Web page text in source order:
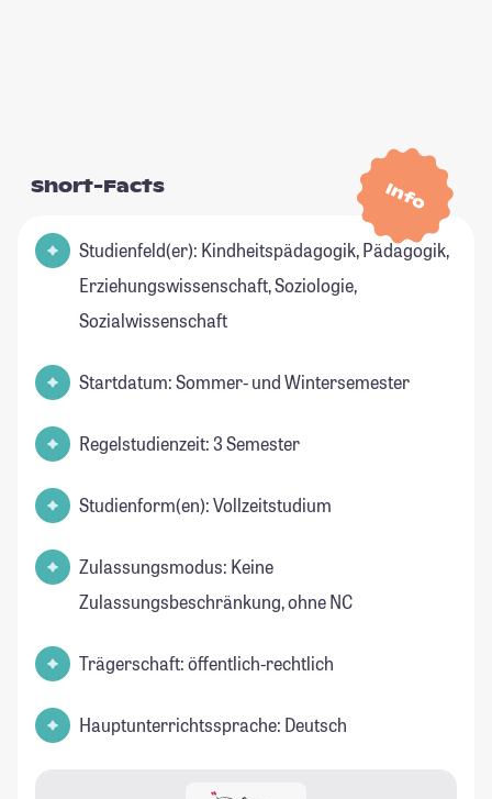
Info
Short-Facts
Studienfeld(er): Kindheitspädagogik, Pädagogik,
Erziehungswissenschaft, Soziologie,
Sozialwissenschaft
Startdatum: Sommer- und Wintersemester
Regelstudienzeit: 3 Semester
Studienform(en): Vollzeitstudium
Zulassungsmodus: Keine
Zulassungsbeschränkung, ohne NC
Trägerschaft: öffentlich-rechtlich
Hauptunterrichtssprache: Deutsch